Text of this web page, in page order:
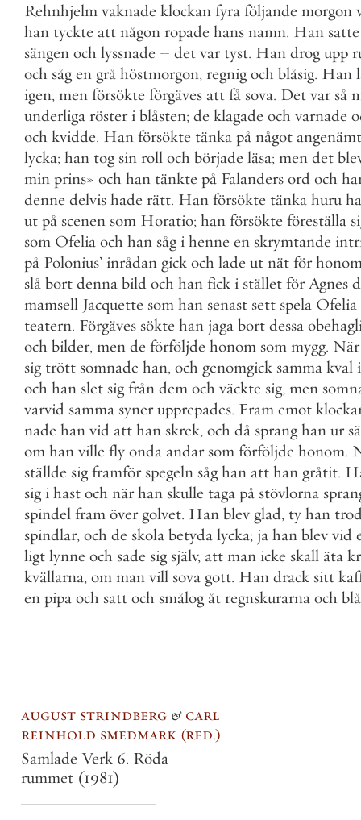
Rehnhjelm vaknade klockan fyra följande morgon
han tyckte att någon ropade hans namn. Han satte
sängen och lyssnade – det var tyst. Han drog upp
och såg en grå höstmorgon, regnig och blåsig. Han
igen, men försökte förgäves att få sova. Det var så
underliga röster i blåsten; de klagade och varnade
och kvidde. Han försökte tänka på något angenämt
lycka; han tog sin roll och började läsa; men det
min prins» och han tänkte på Falanders ord och
denne delvis hade rätt. Han försökte tänka huru
ut på scenen som Horatio; han försökte föreställa
som Ofelia och han såg i henne en skrymtande
på Polonius’ inrådan gick och lade ut nät för
slå bort denna bild och han fick i stället för Agnes
mamsell Jacquette som han senast sett spela Ofelia
teatern. Förgäves sökte han jaga bort dessa
och bilder, men de förföljde honom som mygg. När
sig trött somnade han, och genomgick samma kval i
och han slet sig från dem och väckte sig, men
varvid samma syner upprepades. Fram emot
nade han vid att han skrek, och då sprang han ur
om han ville fly onda andar som förföljde honom.
ställde sig framför spegeln såg han att han gråtit.
sig i hast och när han skulle taga på stövlorna
spindel fram över golvet. Han blev glad, ty han
spindlar, och de skola betyda lycka; ja han blev vid
ligt lynne och sade sig själv, att man icke skall äta
kvällarna, om man vill sova gott. Han drack sitt
en pipa och satt och smålog åt regnskurarna och
august strindberg & carl
reinhold smedmark red.
Samlade Verk 6. Röda
rummet (1981)